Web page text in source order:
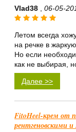
Vlad38 ,06-05-
Летом всегда
на речке в
Но если
как не выбирая,
Далее >>
FitoHeel-крем от
рентгеновскими